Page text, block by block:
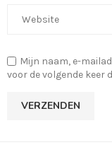
Mijn naam, e-
voor de volgende keer